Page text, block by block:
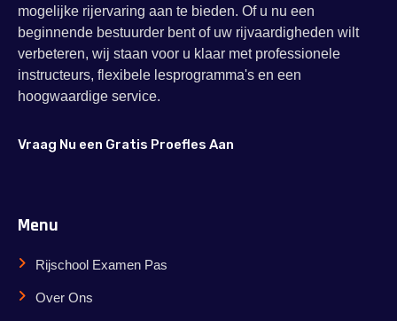
mogelijke rijervaring aan te bieden. Of u nu een
beginnende bestuurder bent of uw rijvaardigheden wilt
verbeteren, wij staan voor u klaar met professionele
instructeurs, flexibele lesprogramma's en een
hoogwaardige service.
Vraag Nu een Gratis Proefles Aan
Menu
Rijschool Examen Pas
Over Ons